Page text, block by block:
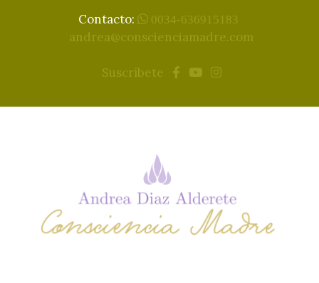
Contacto: 0034-636915183
andrea@conscienciamadre.com
Suscríbete